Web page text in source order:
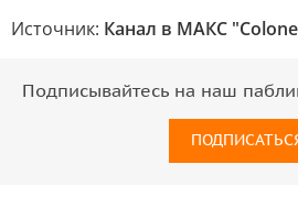
Источник: Канал в МАКС
Подписывайтесь на наш